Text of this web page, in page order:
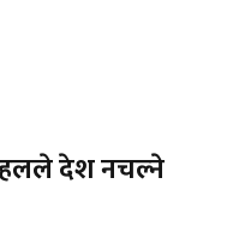
देश नचल्ने